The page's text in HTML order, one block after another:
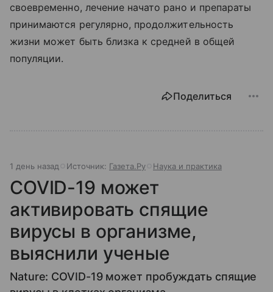
своевременно, лечение начато рано и препараты
принимаются регулярно, продолжительность
жизни может быть близка к средней в общей
популяции.
Поделиться
1 день назад Источник: Газета.Ру Наука и практика
COVID-19 может
активировать спящие
вирусы в организме,
выяснили ученые
Nature: COVID-19 может пробуждать спящие